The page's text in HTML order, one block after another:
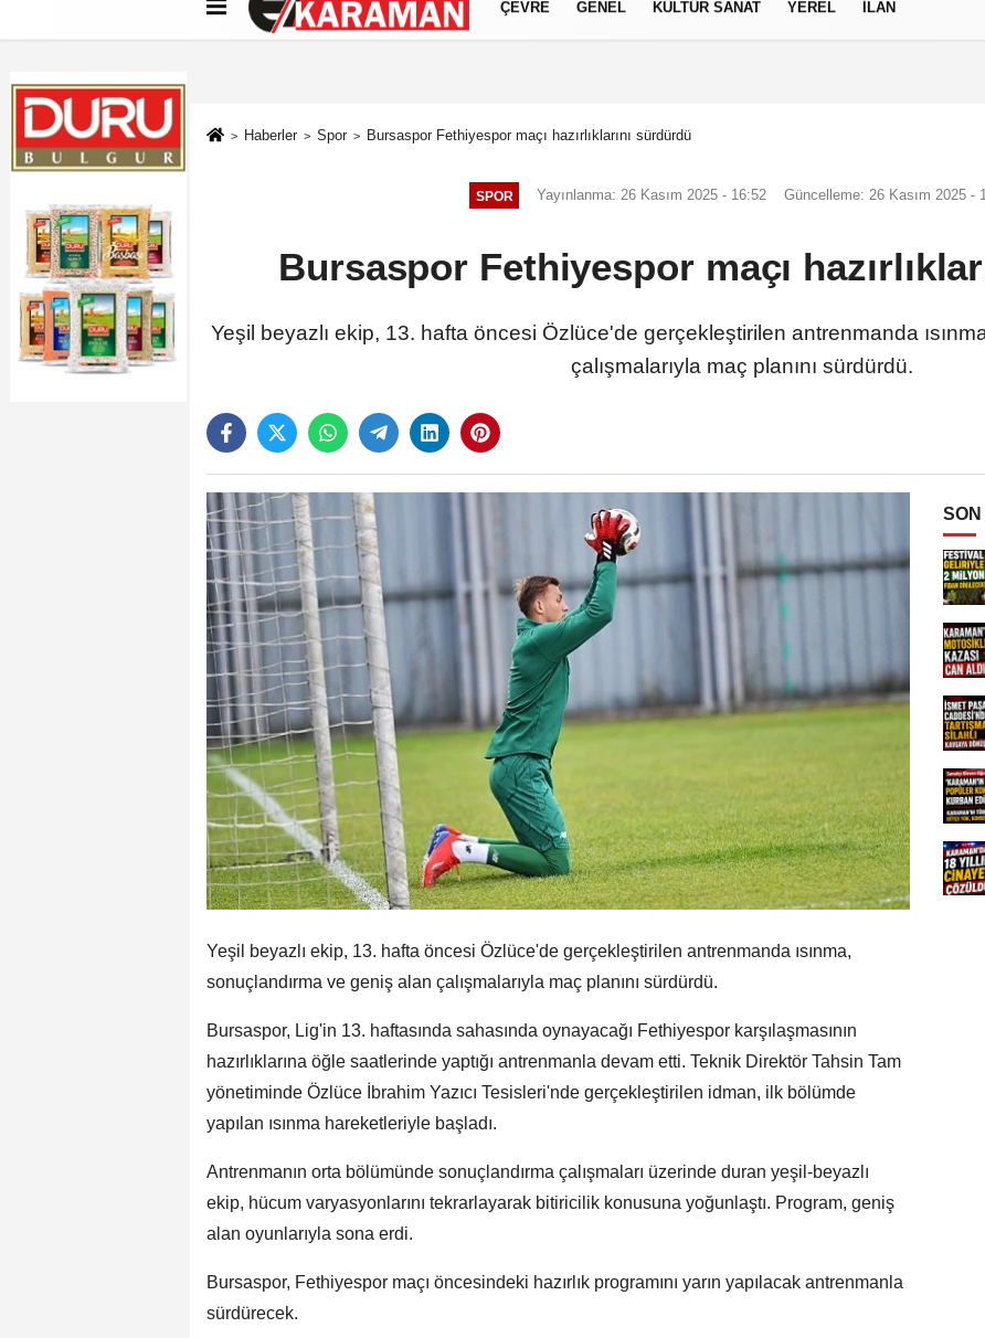
Künye İletişim Çerez Politikası Gizlilik İlkeleri
ÇEVRE GENEL KÜLTÜR SANAT YEREL İLAN
Haberler Spor Bursaspor Fethiyespor maçı hazırlıklarını sürdürdü
SPOR Yayınlanma: 26 Kasım 2025 - 16:52 Güncelleme: 26 Kasım 2025 -
Bursaspor Fethiyespor maçı
Yeşil beyazlı ekip, 13. hafta öncesi Özlüce'de gerçekleştirilen antrenmanda
çalışmalarıyla maç planını sürdürdü.
Yeşil beyazlı ekip, 13. hafta öncesi Özlüce'de gerçekleştirilen antrenmanda ısınma,
sonuçlandırma ve geniş alan çalışmalarıyla maç planını sürdürdü.
Bursaspor, Lig'in 13. haftasında sahasında oynayacağı Fethiyespor karşılaşmasının
hazırlıklarına öğle saatlerinde yaptığı antrenmanla devam etti. Teknik Direktör Tahsin Tam
yönetiminde Özlüce İbrahim Yazıcı Tesisleri'nde gerçekleştirilen idman, ilk bölümde
yapılan ısınma hareketleriyle başladı.
Antrenmanın orta bölümünde sonuçlandırma çalışmaları üzerinde duran yeşil-beyazlı
ekip, hücum varyasyonlarını tekrarlayarak bitiricilik konusuna yoğunlaştı. Program, geniş
alan oyunlarıyla sona erdi.
Bursaspor, Fethiyespor maçı öncesindeki hazırlık programını yarın yapılacak antrenmanla
sürdürecek.